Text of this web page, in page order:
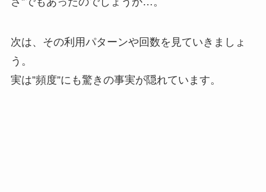
次は、その利用パターンや回数を見ていきましょ
う。
実は”頻度”にも驚きの事実が隠れています。